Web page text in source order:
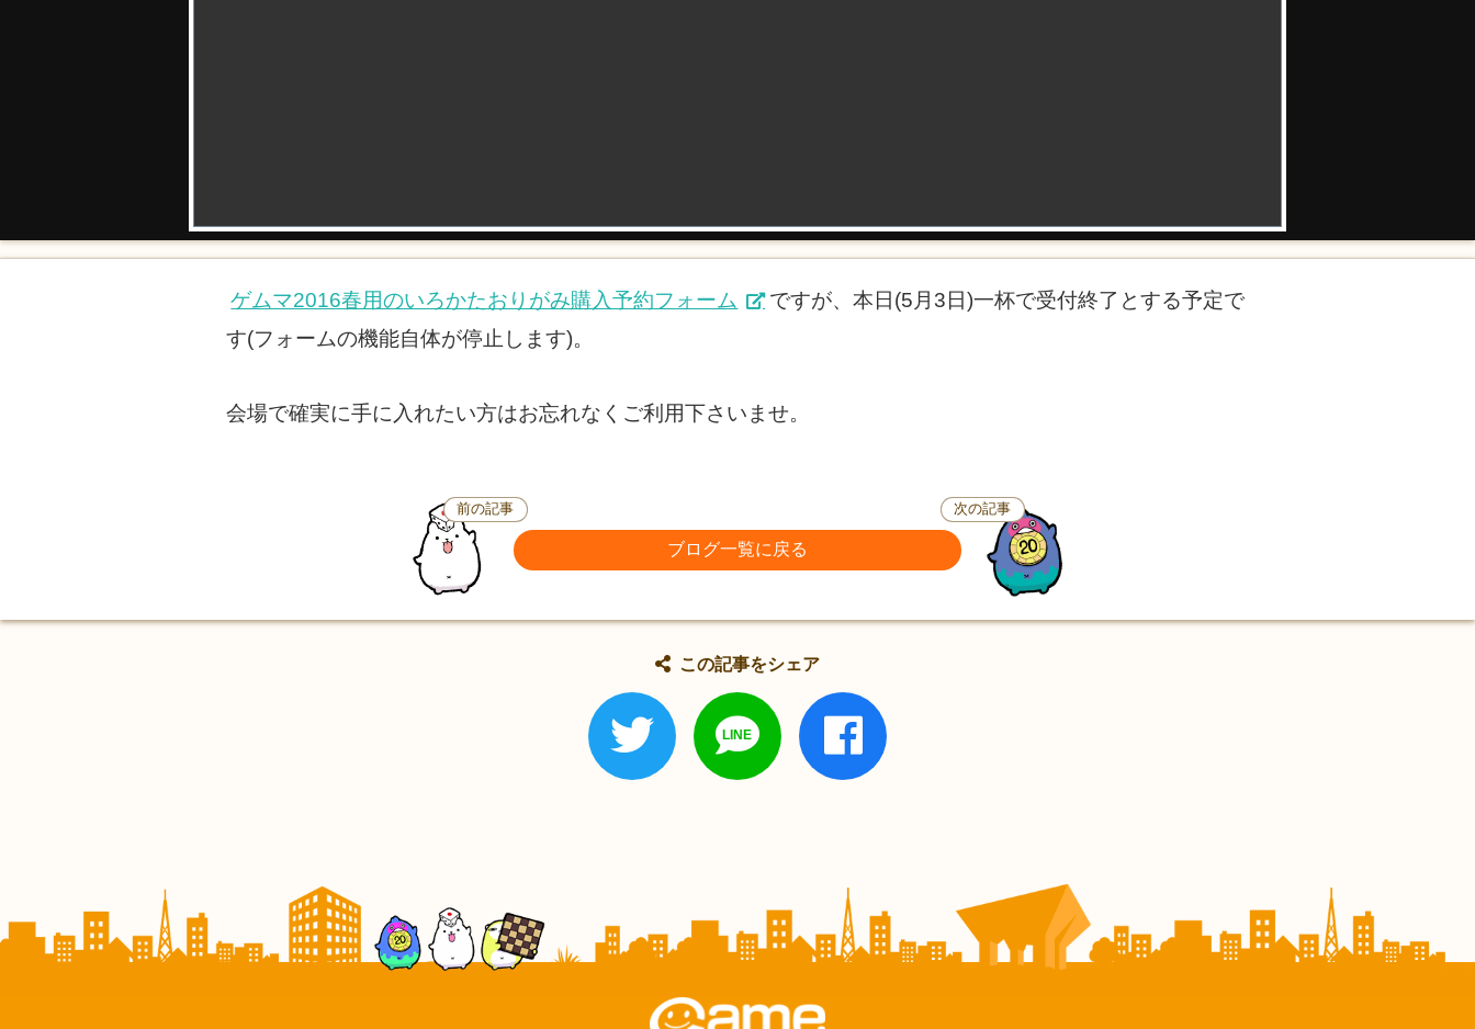
ゲムマ2016春用のいろかたおりがみ購入予約フォーム
ですが、本日(5月3日)一杯で受付終了とする予定で
す(フォームの機能自体が停止します)。
会場で確実に手に入れたい方はお忘れなくご利用下さいませ。
前の記事
ブログ一覧に戻る
次の記事
この記事をシェア